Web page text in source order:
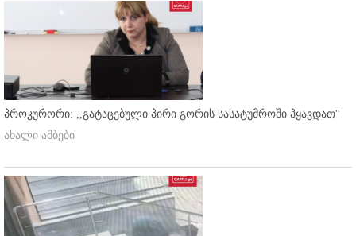
პროკურორი: ,,გატაცებული პირი გორის სასატუმროში ჰყავდათ''
ახალი ამბები